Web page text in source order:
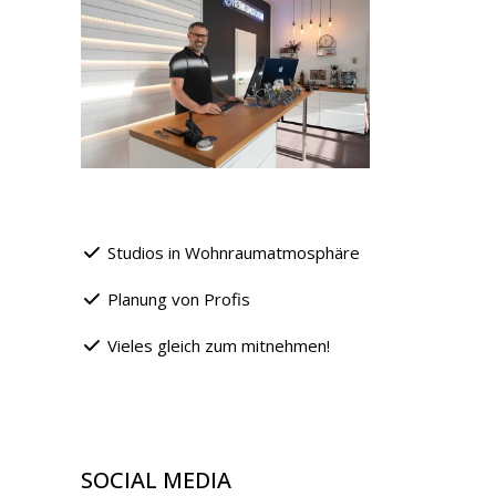
Studios in Wohnraumatmosphäre
Planung von Profis
Vieles gleich zum mitnehmen!
SOCIAL MEDIA